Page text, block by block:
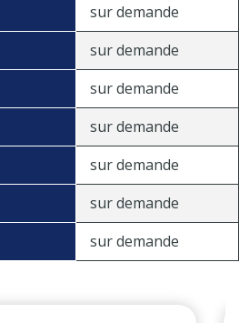
sur demande
sur demande
sur demande
sur demande
sur demande
sur demande
sur demande